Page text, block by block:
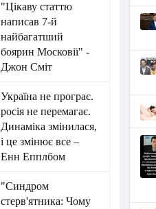
"Цікаву статтю
написав 7-й
найбагатший
боярин Московії" -
Джон Сміт
Україна не програє.
росія не перемагає.
Динаміка змінилася,
і це змінює все –
Енн Епплбом
"Синдром
стерв'ятника: Чому